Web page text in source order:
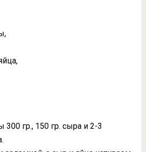
300 гр., 150 гр. сыра и 2-3